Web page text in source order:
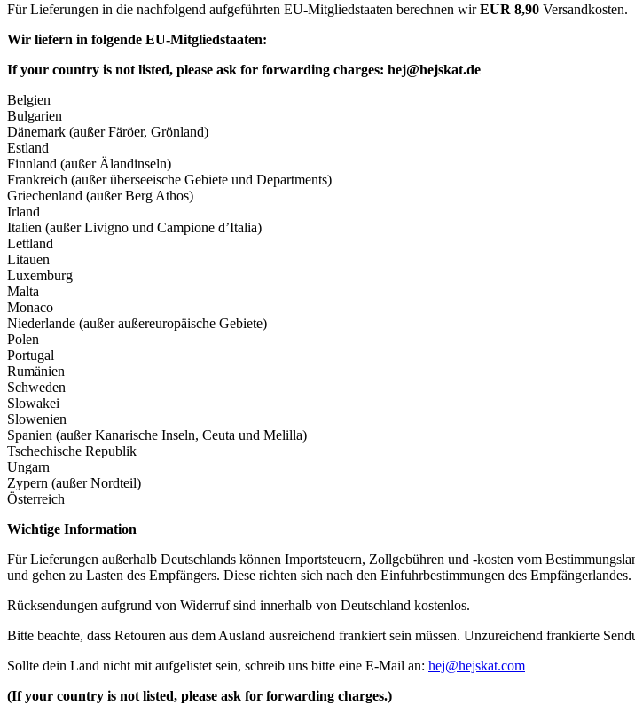
Für Lieferungen in die nachfolgend aufgeführten EU-Mitgliedstaaten berechnen wirEUR 8,90 Versandkosten.
Wir liefern in folgende EU-Mitgliedstaaten:
If your country is not listed, please ask for forwarding charges: hej@hejskat.de
Belgien
Bulgarien
Dänemark (außer Färöer, Grönland)
Estland
Finnland (außer Älandinseln)
Frankreich (außer überseeische Gebiete und Departments)
Griechenland (außer Berg Athos)
Irland
Italien (außer Livigno und Campione d’Italia)
Lettland
Litauen
Luxemburg
Malta
Monaco
Niederlande (außer außereuropäische Gebiete)
Polen
Portugal
Rumänien
Schweden
Slowakei
Slowenien
Spanien (außer Kanarische Inseln, Ceuta und Melilla)
Tschechische Republik
Ungarn
Zypern (außer Nordteil)
Österreich
Wichtige Information
Für Lieferungen außerhalb Deutschlands können Importsteuern, Zollgebühren und -kosten vom
und gehen zu Lasten des Empfängers. Diese richten sich nach den Einfuhrbestimmungen des
Rücksendungen aufgrund von Widerruf sind innerhalb von Deutschland kostenlos.
Bitte beachte, dass Retouren aus dem Ausland ausreichend frankiert sein müssen. Unzureichend frankierte
Sollte dein Land nicht mit aufgelistet sein, schreib uns bitte eine E-Mail an: hej@hejskat.com
(If your country is not listed, please ask for forwarding charges.)